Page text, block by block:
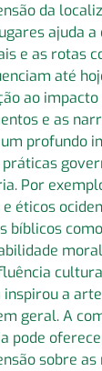
da
ajuda
e as rotas
até
ao
e as
profundo
práticas
Por
éticos
bíblicos
a
geral. A
pode
sobre